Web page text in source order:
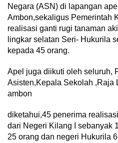
Negara (ASN) di lapangan
Ambon,sekaligus Pemerintah
realisasi ganti rugi tanaman
lingkar selatan Seri- Hukurila
kepada 45 orang.
Apel juga diikuti oleh seluruh,
Asisten,Kepala Sekolah ,Raja
ambon
diketahui,45 penerima
dari Negeri Kilang I sebanyak
25 orang dan negeri Hukurila